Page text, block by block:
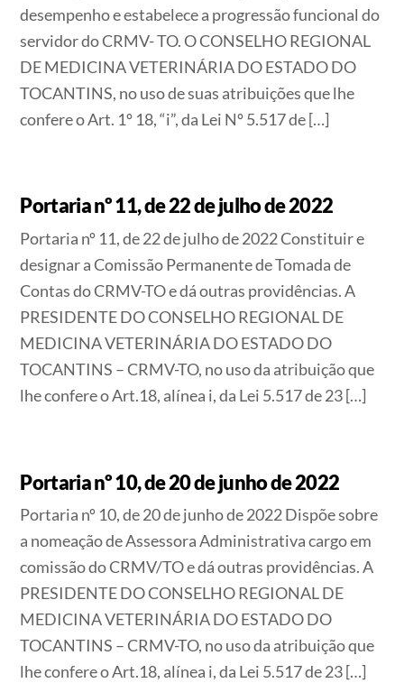
desempenho e estabelece a progressão funcional do
servidor do CRMV- TO. O CONSELHO REGIONAL
DE MEDICINA VETERINÁRIA DO ESTADO DO
TOCANTINS, no uso de suas atribuições que lhe
confere o Art. 1º 18, “i”, da Lei Nº 5.517 de […]
Portaria nº 11, de 22 de julho de 2022
Portaria nº 11, de 22 de julho de 2022 Constituir e
designar a Comissão Permanente de Tomada de
Contas do CRMV-TO e dá outras providências. A
PRESIDENTE DO CONSELHO REGIONAL DE
MEDICINA VETERINÁRIA DO ESTADO DO
TOCANTINS – CRMV-TO, no uso da atribuição que
lhe confere o Art.18, alínea i, da Lei 5.517 de 23 […]
Portaria nº 10, de 20 de junho de 2022
Portaria nº 10, de 20 de junho de 2022 Dispõe sobre
a nomeação de Assessora Administrativa cargo em
comissão do CRMV/TO e dá outras providências. A
PRESIDENTE DO CONSELHO REGIONAL DE
MEDICINA VETERINÁRIA DO ESTADO DO
TOCANTINS – CRMV-TO, no uso da atribuição que
lhe confere o Art.18, alínea i, da Lei 5.517 de 23 […]